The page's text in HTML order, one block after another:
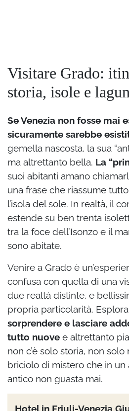
Visitare Grado:
storia, isole e
Se Venezia non fosse mai
sicuramente sarebbe
gemella nascosta, la sua
ma altrettanto bella. La
suoi abitanti amano
una frase che riassume
l’isola del sole. In realtà, il
estende su ben trenta
tra la foce dell’Isonzo e il
sono abitate.
Venire a Grado è
confusa con quella di una
due realtà distinte, e
propria particolarità.
sorprendere e lasciare
tutto nuove e altrettanto
non c’è solo storia, non
briciolo di mistero che in un
antico non guasta mai.
Hotel in Friuli-Venezia